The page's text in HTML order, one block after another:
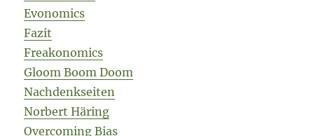
Evonomics
Fazit
Freakonomics
Gloom Boom Doom
Nachdenkseiten
Norbert Häring
Overcoming Bias